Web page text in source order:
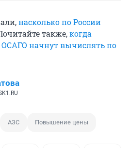
насколько по России
также,когда
ОСАГО начнут вычислять по
АЗС Повышение цены